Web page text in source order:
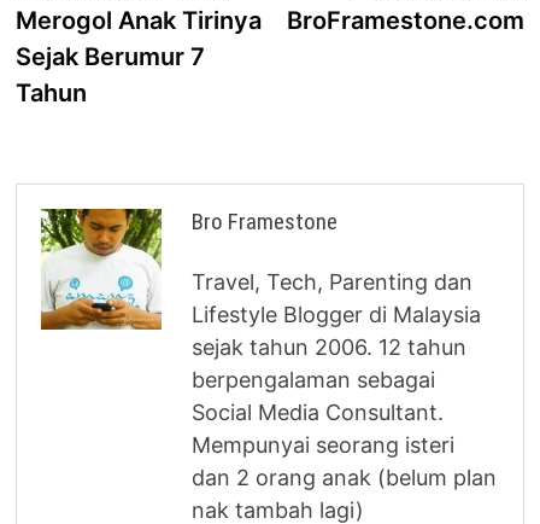
Merogol Anak Tirinya
Sejak Berumur 7
Tahun
BroFramestone.com
Bro Framestone
Travel, Tech, Parenting dan
Lifestyle Blogger di Malaysia
sejak tahun 2006. 12 tahun
berpengalaman sebagai
Social Media Consultant.
Mempunyai seorang isteri
dan 2 orang anak (belum plan
nak tambah lagi)